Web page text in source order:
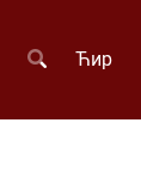
Ћир